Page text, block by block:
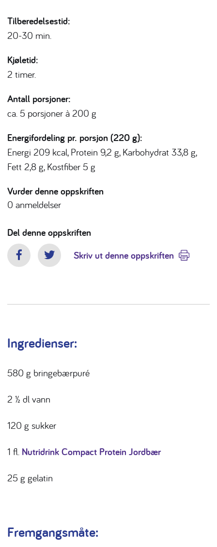
Tilberedelsestid:
20-30 min.
Kjøletid:
2 timer.
Antall porsjoner:
ca. 5 porsjoner à 200 g
Energifordeling pr. porsjon (220 g):
Energi 209 kcal, Protein 9,2 g, Karbohydrat 33,8 g,
Fett 2,8 g, Kostfiber 5 g
Vurder denne oppskriften
0 anmeldelser
Del denne oppskriften
FacebookTwitterSkriv ut denne oppskriften
Ingredienser:
580 g bringebærpuré
2 ½ dl vann
120 g sukker
1 fl. Nutridrink Compact Protein Jordbær
25 g gelatin
Fremgangsmåte: